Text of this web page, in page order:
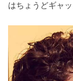
はちょうどギャ